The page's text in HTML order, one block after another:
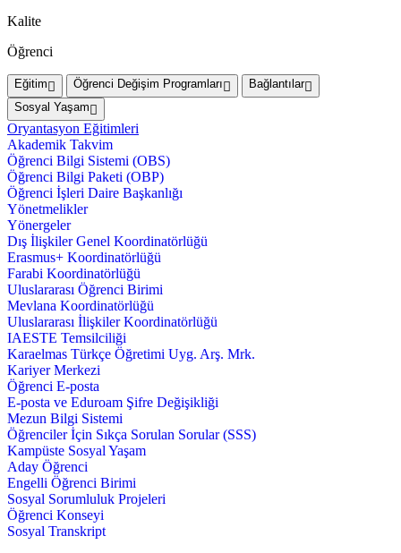
Kalite
Öğrenci
Eğitim Öğrenci Değişim Programları
Bağlantılar
Sosyal Yaşam
Oryantasyon Eğitimleri
Akademik Takvim
Öğrenci Bilgi Sistemi (OBS)
Öğrenci Bilgi Paketi (OBP)
Öğrenci İşleri Daire Başkanlığı
Yönetmelikler
Yönergeler
Dış İlişkiler Genel Koordinatörlüğü
Erasmus+ Koordinatörlüğü
Farabi Koordinatörlüğü
Uluslararası Öğrenci Birimi
Mevlana Koordinatörlüğü
Uluslararası İlişkiler Koordinatörlüğü
IAESTE Temsilciliği
Karaelmas Türkçe Öğretimi Uyg. Arş. Mrk.
Kariyer Merkezi
Öğrenci E-posta
E-posta ve Eduroam Şifre Değişikliği
Mezun Bilgi Sistemi
Öğrenciler İçin Sıkça Sorulan Sorular (SSS)
Kampüste Sosyal Yaşam
Aday Öğrenci
Engelli Öğrenci Birimi
Sosyal Sorumluluk Projeleri
Öğrenci Konseyi
Sosyal Transkript